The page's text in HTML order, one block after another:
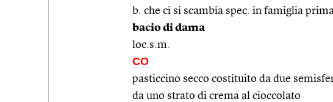
b. che ci si scambia spec. in famiglia
bacio di dama
loc.s.m.
CO
pasticcino secco costituito da due
da uno strato di crema al cioccolato